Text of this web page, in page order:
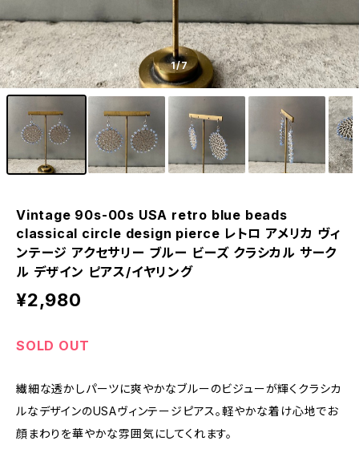
1/7
Vintage 90s-00s USA retro blue beads
classical circle design pierce レトロ アメリカ ヴィ
ンテージ アクセサリー ブルー ビーズ クラシカル サーク
ル デザイン ピアス/イヤリング
¥2,980
SOLD OUT
繊細な透かしパーツに爽やかなブルーのビジューが輝くクラシカ
ルなデザインのUSAヴィンテージピアス。軽やかな着け心地でお
顔まわりを華やかな雰囲気にしてくれます。